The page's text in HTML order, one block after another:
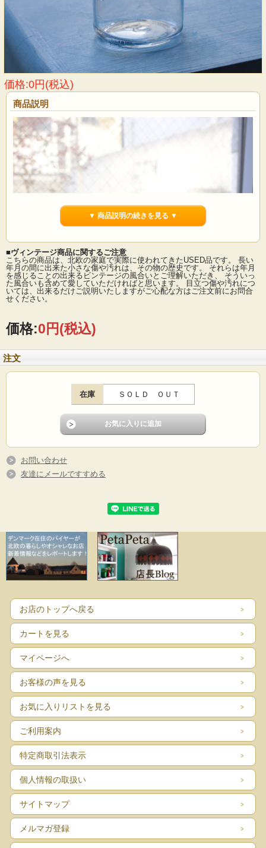
価格:0円(税込)
商品説明
です。中でもこちらの保存容器は、開閉の仕組みにもデザイン性が感じられ、キ
ッチンに飾っておきたくなります。底にはリヒマエン社のトレードマークのオオ
で、オリーブオイルやミルクを保存するのはとても便利かもしれません。ピクル
スやフルーツのシロップ、塩レモンなどを作ってみてはいかがでしょうか。
■製造国 ：フィンランド
■メーカー：Riihimaen lasi社
■デザイン：Ole Palsby
で）
■コンディション：ゴムパッキンの経年変色、ふたのつまみ部分の擦れなどありま
す。全体としては目立つダメージなくよいヴィンテージコンディションです。
▼ 商品説明の続きを見る ▼
■ヴィンテージ商品に関するご注意
こちらの商品は、北欧の家庭で実際に使われてきたUSED品です。 長い
年月の間に出来た小さな傷や汚れは、その物の歴史です。 それらは年月
を感じることの出来るビンテージの風合いとご理解いただき、 そういっ
た風合いも含めて愛していただければと思います。 目立つ傷や汚れにつ
いては、出来るだけご説明いたしますがご心配な方はご注文前にお問合
せください。
価格:0円(税込)
注文
在庫 ＳＯＬＤ ＯＵＴ
お問い合わせ
友達にメールですすめる
お店のトップへ戻る
カートを見る
マイページへ
お客様の声を見る
お気に入りリストを見る
ご利用案内
特定商取引法表示
個人情報の取扱い
サイトマップ
メルマガ登録